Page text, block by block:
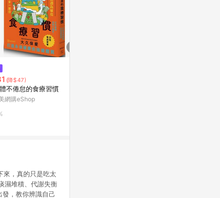
(降$47)
不倦怠的食療習慣
網購eShop
，真的只是吃太
濕堆積、代謝失衡
，教你辨識自己